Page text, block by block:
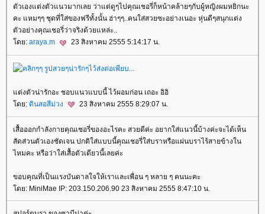
ตัวเองแต่งตัวแนวมากเลย ว่าแต่ดูๆไปคุณเชอรี่ก็หน้าคล้ายๆกับผู้หญิงผมหยิกนะ
คะ แหมๆๆ ชุดที่ใส่ของฟรีทั้งนั้น ฮ่าๆๆ..คนใส่สวยซะอย่างเนอะ หุ่นดีๆสนุกแต่ง
ตัวอย่างคุณเชอรี่ว่าจริงด้วยแหล่ะ..
ดย: araya.m 23 สิงหาคม 2555 5:14:17 น.
ต่งตัวน่ารักอะ ชอบแนวแบบนี้ ไว้ผอมก่อน เถอะ อิอิ
ดย: ดินสอสีม่วง 23 สิงหาคม 2555 8:29:07 น.
เสื้อออกกำลังกายคุณเชอรี่ของอะไรคะ สวยดีค่ะ อยากใส่แนวนี้บ้างค่ะจะได้เห็น
สัดส่วนตัวเองชัดเจน ปกติใส่แบบนี้คุณเชอรี่ใส่บราหรือแผ่นบราไร้สายข้างใน
ไหมคะ หรือว่าใส่เสื้อตัวเดียวนี้เลยค่ะ
ขอบคุณที่เป็นแรงบันดาลใจให้เราและเพื่อน ๆ หลาย ๆ คนนะคะ
ดย: MiniMae IP: 203.150.206.90 23 สิงหาคม 2555 8:47:10 น.